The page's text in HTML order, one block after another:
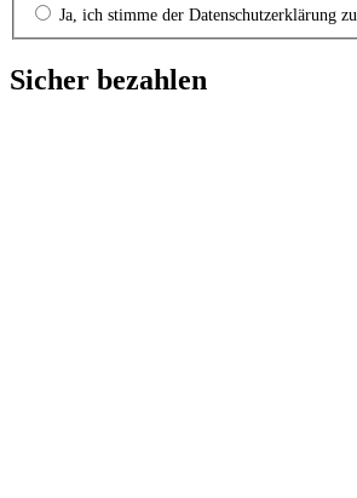
Ja, ich stimme der Datenschutzerklärung zu.
Sicher bezahlen